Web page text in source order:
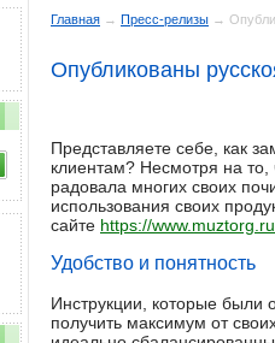
Главная → Пресс-релизы →
Опубликованы
Представляете себе, как
клиентам? Несмотря на то,
радовала многих своих
использования своих
сайте https://
Удобство и понятность
Инструкции, которые были
получить максимум от